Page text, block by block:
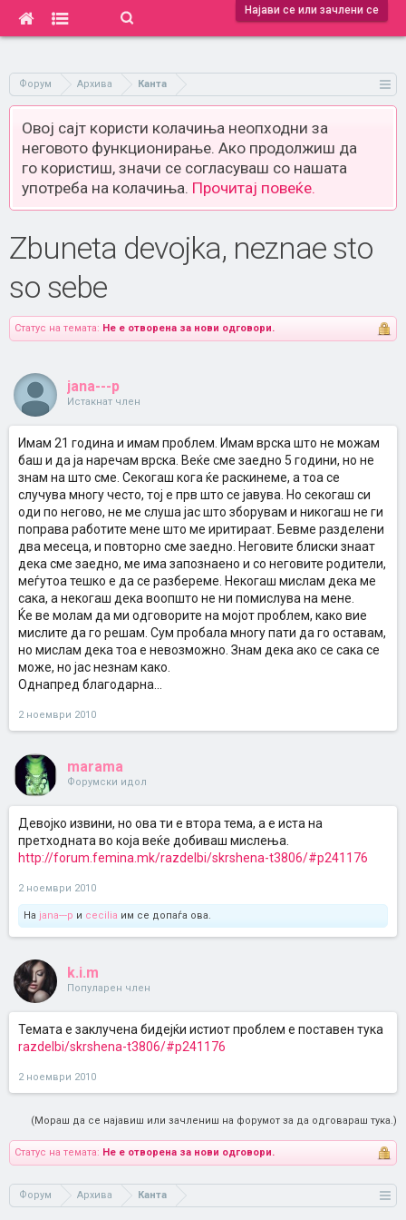
Најави се или зачлени се
Форум Архива Канта
Овој сајт користи колачиња неопходни за
неговото функционирање. Ако продолжиш да
го користиш, значи се согласуваш со нашата
употреба на колачиња. Прочитај повеќе.
Zbuneta devojka, neznae sto
so sebe
Статус на темата: Не е отворена за нови одговори.
jana---p
Истакнат член
Имам 21 година и имам проблем. Имам врска што не можам
баш и да ја наречам врска. Веќе сме заедно 5 години, но не
знам на што сме. Секогаш кога ќе раскинеме, а тоа се
случува многу често, тој е прв што се јавува. Но секогаш си
оди по негово, не ме слуша јас што зборувам и никогаш не ги
поправа работите мене што ме иритираат. Бевме разделени
два месеца, и повторно сме заедно. Неговите блиски знаат
дека сме заедно, ме има запознаено и со неговите родители,
меѓутоа тешко е да се разбереме. Некогаш мислам дека ме
сака, а некогаш дека воопшто не ни помислува на мене.
Ќе ве молам да ми одговорите на мојот проблем, како вие
мислите да го решам. Сум пробала многу пати да го оставам,
но мислам дека тоа е невозможно. Знам дека ако се сака се
може, но јас незнам како.
Однапред благодарна...
2 ноември 2010
marama
Форумски идол
Девојко извини, но ова ти е втора тема, а е иста на
претходната во која веќе добиваш мислења.
http://forum.femina.mk/razdelbi/skrshena-t3806/#p241176
2 ноември 2010
На jana---p и cecilia им се допаѓа ова.
k.i.m
Популарен член
Темата е заклучена бидејќи истиот проблем е поставен тука
razdelbi/skrshena-t3806/#p241176
2 ноември 2010
(Мораш да се најавиш или зачлениш на форумот за да одговараш тука.)
Статус на темата: Не е отворена за нови одговори.
Форум Архива Канта